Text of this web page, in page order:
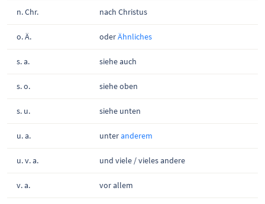
n. Chr. nach Christus
o. Ä. oderÄhnliches
s. a. siehe auch
s. o. siehe oben
s. u. siehe unten
u. a. unteranderem
u. v. a. und viele / vieles andere
v. a. vor allem